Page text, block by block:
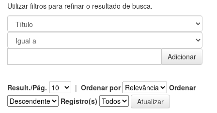
Utilizar filtros para refinar o resultado de busca.
Result./Pág. | Ordenar por
Ordenar
Registro(s)